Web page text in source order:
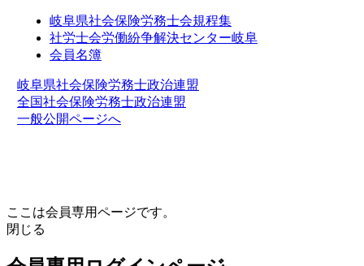
岐阜県社会保険労務士会規程集
社労士会労働紛争解決センター岐阜
会員名簿
岐阜県社会保険労務士政治連盟
全国社会保険労務士政治連盟
一般公開ページへ
ここは会員専用ページです。
閉じる